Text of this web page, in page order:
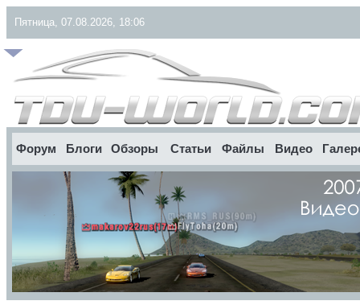
Пятница, 07.08.2026, 18:06
Форум Блоги Обзоры Статьи Файлы Видео